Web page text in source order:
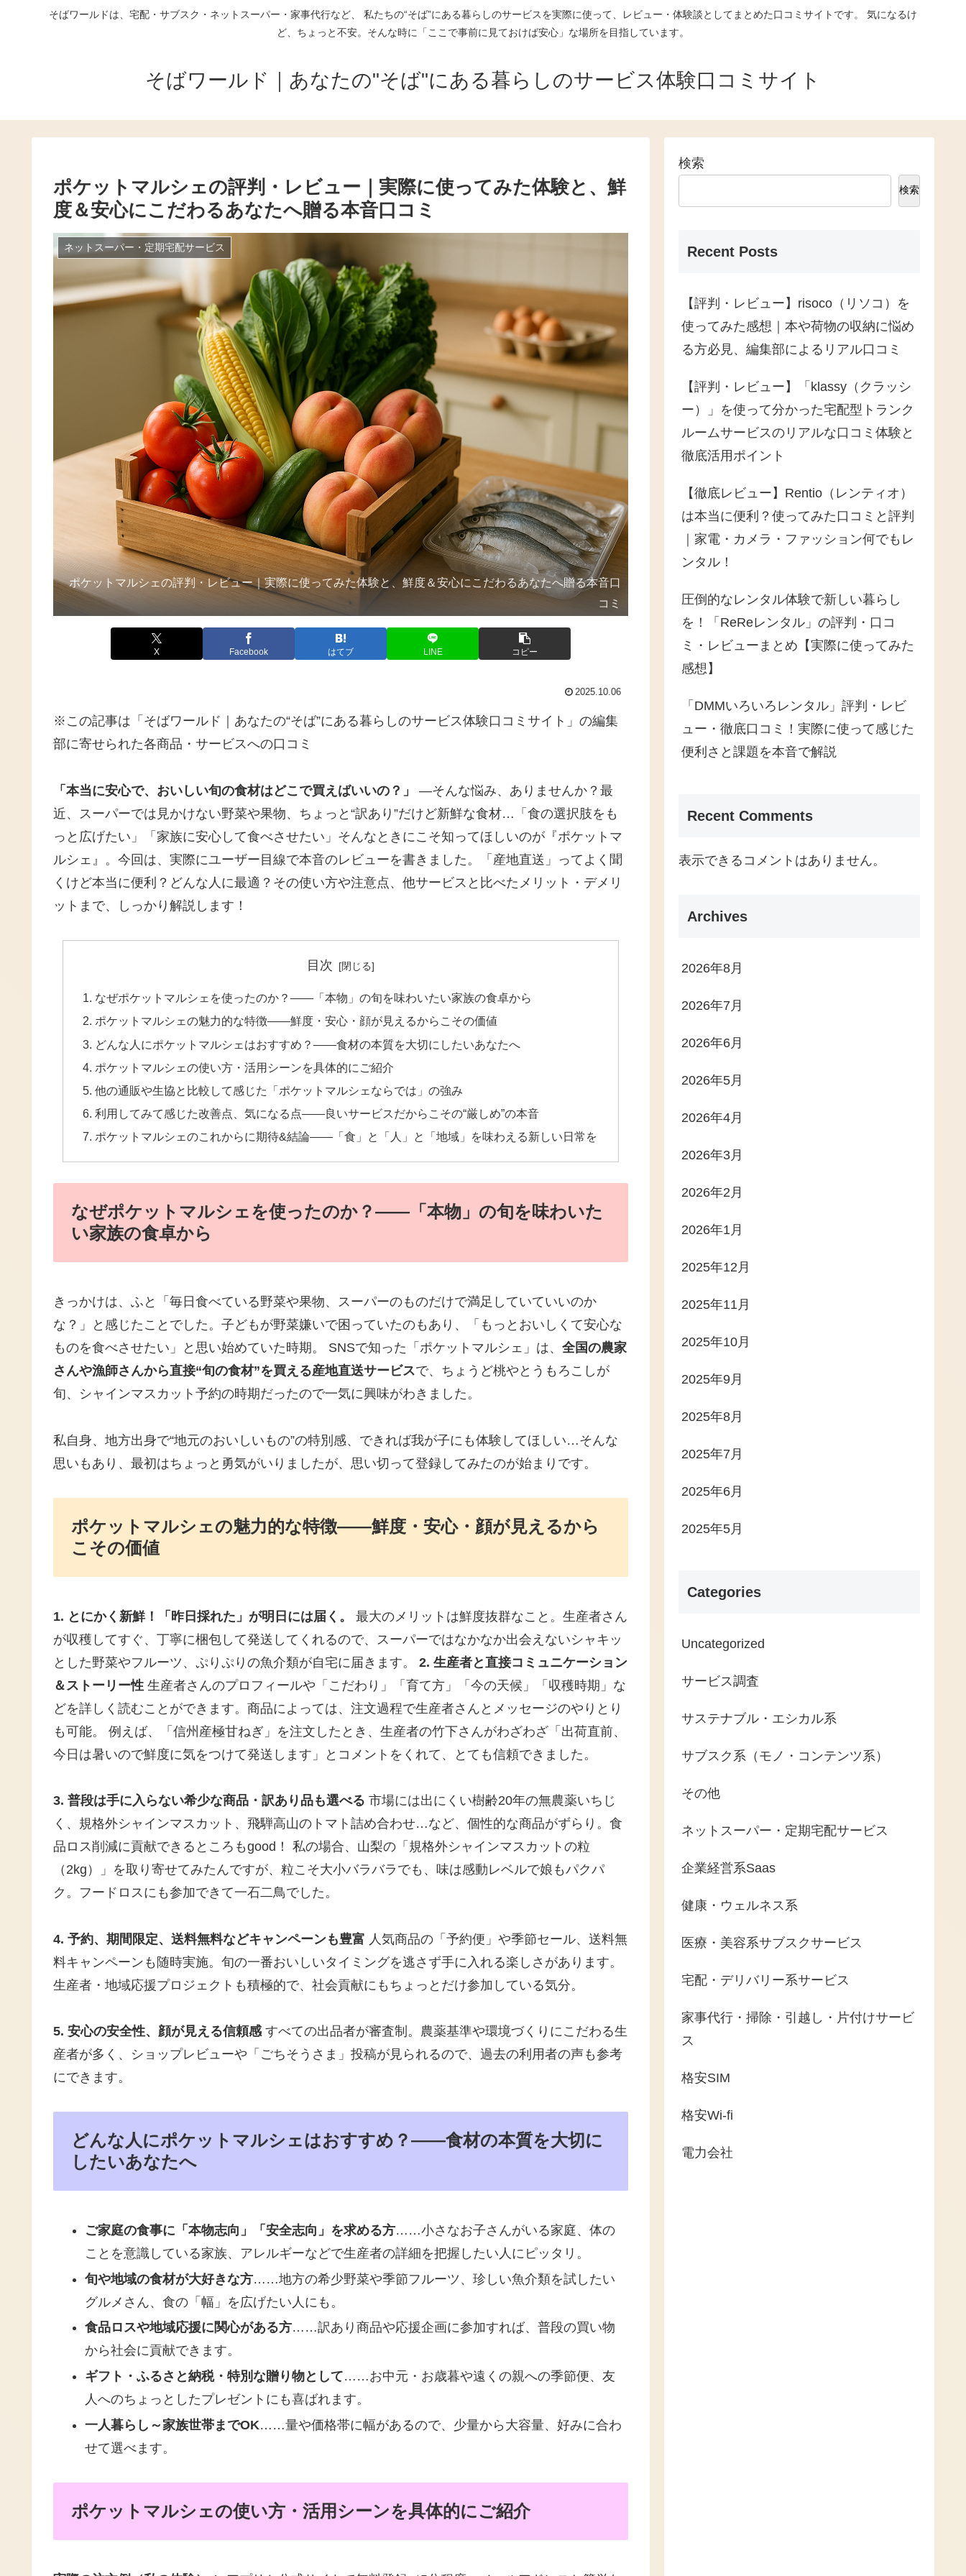
そばワールドは、宅配・サブスク・ネットスーパー・家事代行など、 私たちの“そば”にある暮らしのサービスを実際に使って、レビュー・体験談としてまとめた口コミサイトです。 気になるけ
ど、ちょっと不安。そんな時に「ここで事前に見ておけば安心」な場所を目指しています。
そばワールド｜あなたの"そば"にある暮らしのサービス体験口コミサイト
ポケットマルシェの評判・レビュー｜実際に使ってみた体験と、鮮
度＆安心にこだわるあなたへ贈る本音口コミ
ネットスーパー・定期宅配サービス
ポケットマルシェの評判・レビュー｜実際に使ってみた体験と、鮮度＆安心にこだわるあなたへ贈る本音口
コミ
X Facebook はてブ LINE コピー
2025.10.06
※この記事は「そばワールド｜あなたの“そば”にある暮らしのサービス体験口コミサイト」の編集
部に寄せられた各商品・サービスへの口コミ
「本当に安心で、おいしい旬の食材はどこで買えばいいの？」
—そんな悩み、ありませんか？最
近、スーパーでは見かけない野菜や果物、ちょっと“訳あり”だけど新鮮な食材…「食の選択肢をも
っと広げたい」「家族に安心して食べさせたい」そんなときにこそ知ってほしいのが『ポケットマ
ルシェ』。今回は、実際にユーザー目線で本音のレビューを書きました。「産地直送」ってよく聞
くけど本当に便利？どんな人に最適？その使い方や注意点、他サービスと比べたメリット・デメリ
ットまで、しっかり解説します！
目次
なぜポケットマルシェを使ったのか？――「本物」の旬を味わいたい家族の食卓から
ポケットマルシェの魅力的な特徴――鮮度・安心・顔が見えるからこその価値
どんな人にポケットマルシェはおすすめ？――食材の本質を大切にしたいあなたへ
ポケットマルシェの使い方・活用シーンを具体的にご紹介
他の通販や生協と比較して感じた「ポケットマルシェならでは」の強み
利用してみて感じた改善点、気になる点――良いサービスだからこその“厳しめ”の本音
ポケットマルシェのこれからに期待&結論――「食」と「人」と「地域」を味わえる新しい日常を
なぜポケットマルシェを使ったのか？――「本物」の旬を味わいた
い家族の食卓から
きっかけは、ふと「毎日食べている野菜や果物、スーパーのものだけで満足していていいのか
な？」と感じたことでした。子どもが野菜嫌いで困っていたのもあり、「もっとおいしくて安心な
ものを食べさせたい」と思い始めていた時期。 SNSで知った「ポケットマルシェ」は、 全国の農家
さんや漁師さんから直接“旬の食材”を買える産地直送サービスで、ちょうど桃やとうもろこしが
旬、シャインマスカット予約の時期だったので一気に興味がわきました。
私自身、地方出身で“地元のおいしいもの”の特別感、できれば我が子にも体験してほしい…そんな
思いもあり、最初はちょっと勇気がいりましたが、思い切って登録してみたのが始まりです。
ポケットマルシェの魅力的な特徴――鮮度・安心・顔が見えるから
こその価値
1. とにかく新鮮！「昨日採れた」が明日には届く。
最大のメリットは鮮度抜群なこと。生産者さん
が収穫してすぐ、丁寧に梱包して発送してくれるので、スーパーではなかなか出会えないシャキッ
とした野菜やフルーツ、ぷりぷりの魚介類が自宅に届きます。 2. 生産者と直接コミュニケーション
＆ストーリー性 生産者さんのプロフィールや「こだわり」「育て方」「今の天候」「収穫時期」な
どを詳しく読むことができます。商品によっては、注文過程で生産者さんとメッセージのやりとり
も可能。 例えば、「信州産極甘ねぎ」を注文したとき、生産者の竹下さんがわざわざ「出荷直前、
今日は暑いので鮮度に気をつけて発送します」とコメントをくれて、とても信頼できました。
3. 普段は手に入らない希少な商品・訳あり品も選べる 市場には出にくい樹齢20年の無農薬いちじ
く、規格外シャインマスカット、飛騨高山のトマト詰め合わせ…など、個性的な商品がずらり。食
品ロス削減に貢献できるところもgood！ 私の場合、山梨の「規格外シャインマスカットの粒
（2kg）」を取り寄せてみたんですが、粒こそ大小バラバラでも、味は感動レベルで娘もパクパ
ク。フードロスにも参加できて一石二鳥でした。
4. 予約、期間限定、送料無料などキャンペーンも豊富 人気商品の「予約便」や季節セール、送料無
料キャンペーンも随時実施。旬の一番おいしいタイミングを逃さず手に入れる楽しさがあります。
生産者・地域応援プロジェクトも積極的で、社会貢献にもちょっとだけ参加している気分。
5. 安心の安全性、顔が見える信頼感 すべての出品者が審査制。農薬基準や環境づくりにこだわる生
産者が多く、ショップレビューや「ごちそうさま」投稿が見られるので、過去の利用者の声も参考
にできます。
どんな人にポケットマルシェはおすすめ？――食材の本質を大切に
したいあなたへ
ご家庭の食事に「本物志向」「安全志向」を求める方……小さなお子さんがいる家庭、体の
ことを意識している家族、アレルギーなどで生産者の詳細を把握したい人にピッタリ。
旬や地域の食材が大好きな方……地方の希少野菜や季節フルーツ、珍しい魚介類を試したい
グルメさん、食の「幅」を広げたい人にも。
食品ロスや地域応援に関心がある方……訳あり商品や応援企画に参加すれば、普段の買い物
から社会に貢献できます。
ギフト・ふるさと納税・特別な贈り物として……お中元・お歳暮や遠くの親への季節便、友
人へのちょっとしたプレゼントにも喜ばれます。
一人暮らし～家族世帯までOK……量や価格帯に幅があるので、少量から大容量、好みに合わ
せて選べます。
ポケットマルシェの使い方・活用シーンを具体的にご紹介
検索
検索
Recent Posts
【評判・レビュー】risoco（リソコ）を
使ってみた感想｜本や荷物の収納に悩め
る方必見、編集部によるリアル口コミ
【評判・レビュー】「klassy（クラッシ
ー）」を使って分かった宅配型トランク
ルームサービスのリアルな口コミ体験と
徹底活用ポイント
【徹底レビュー】Rentio（レンティオ）
は本当に便利？使ってみた口コミと評判
｜家電・カメラ・ファッション何でもレ
ンタル！
圧倒的なレンタル体験で新しい暮らし
を！「ReReレンタル」の評判・口コ
ミ・レビューまとめ【実際に使ってみた
感想】
「DMMいろいろレンタル」評判・レビ
ュー・徹底口コミ！実際に使って感じた
便利さと課題を本音で解説
Recent Comments
表示できるコメントはありません。
Archives
2026年8月
2026年7月
2026年6月
2026年5月
2026年4月
2026年3月
2026年2月
2026年1月
2025年12月
2025年11月
2025年10月
2025年9月
2025年8月
2025年7月
2025年6月
2025年5月
Categories
Uncategorized
サービス調査
サステナブル・エシカル系
サブスク系（モノ・コンテンツ系）
その他
ネットスーパー・定期宅配サービス
企業経営系Saas
健康・ウェルネス系
医療・美容系サブスクサービス
宅配・デリバリー系サービス
家事代行・掃除・引越し・片付けサービ
ス
格安SIM
格安Wi-fi
電力会社